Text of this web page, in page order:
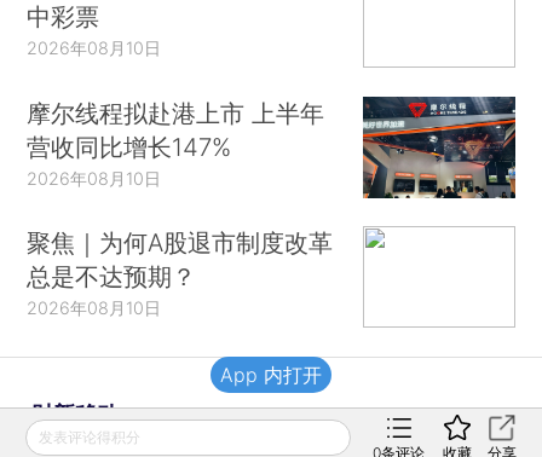
中彩票
2026年08月10日
摩尔线程拟赴港上市 上半年
营收同比增长147%
2026年08月10日
聚焦｜为何A股退市制度改革
总是不达预期？
2026年08月10日
财新移动
发表评论得积分
0条评论 收藏 分享
App 内打开